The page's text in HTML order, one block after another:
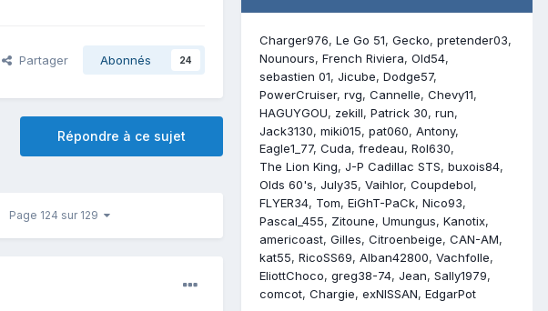
Partager Abonnés 24
Répondre à ce sujet
Page 124 sur 129
Charger976 Le Go 51 Gecko pretender03
Nounours French Riviera Old54
sebastien 01 Jicube Dodge57
PowerCruiser rvg Cannelle Chevy11
HAGUYGOU
zekill Patrick 30 run
Jack3130 miki015 pat060 Antony
Eagle1_77 Cuda fredeau Rol630
The Lion King J-P Cadillac STS buxois84
Olds 60's July35 Vaihlor Coupdebol
FLYER34 Tom EiGhT-PaCk Nico93
Pascal_455
Zitoune Umungus Kanotix
americoast Gilles Citroenbeige CAN-AM
kat55 RicoSS69 Alban42800 Vachfolle
EliottChoco greg38-74 Jean Sally1979
comcot Chargie exNISSAN EdgarPot